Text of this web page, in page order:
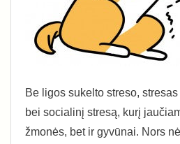
Be ligos sukelto streso,
bei socialinį stresą, kurį
žmonės, bet ir gyvūnai. Nors